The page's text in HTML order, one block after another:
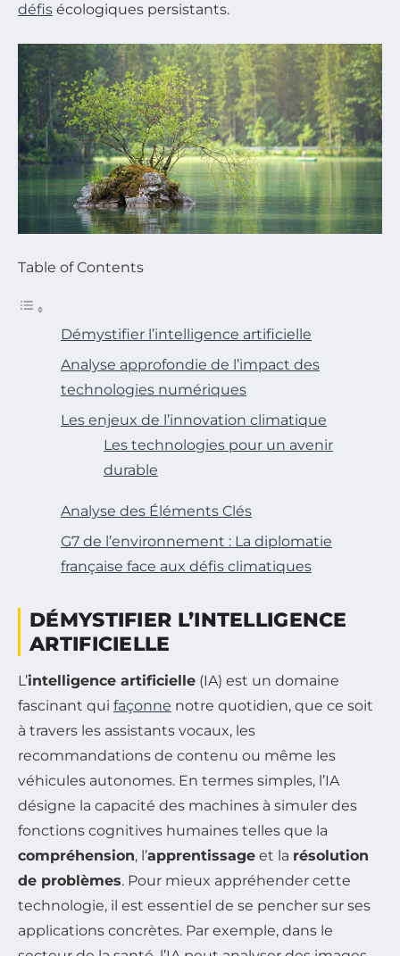
défis écologiques persistants.
Table of Contents
Démystifier l’intelligence artificielle
Analyse approfondie de l’impact des
technologies numériques
Les enjeux de l’innovation climatique
Les technologies pour un avenir
durable
Analyse des Éléments Clés
G7 de l’environnement : La diplomatie
française face aux défis climatiques
DÉMYSTIFIER L’INTELLIGENCE
ARTIFICIELLE
L’intelligence artificielle (IA) est un domaine
fascinant qui façonne notre quotidien, que ce soit
à travers les assistants vocaux, les
recommandations de contenu ou même les
véhicules autonomes. En termes simples, l’IA
désigne la capacité des machines à simuler des
fonctions cognitives humaines telles que la
compréhension, l’apprentissage et la résolution
de problèmes. Pour mieux appréhender cette
technologie, il est essentiel de se pencher sur ses
applications concrètes. Par exemple, dans le